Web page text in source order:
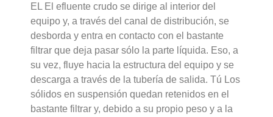
EL El efluente crudo se dirige al interior del
equipo y, a través del canal de distribución, se
desborda y entra en contacto con el bastante
filtrar que deja pasar sólo la parte líquida. Eso, a
su vez, fluye hacia la estructura del equipo y se
descarga a través de la tubería de salida. Tú Los
bastante filtrar y, debido a su propio peso y a la